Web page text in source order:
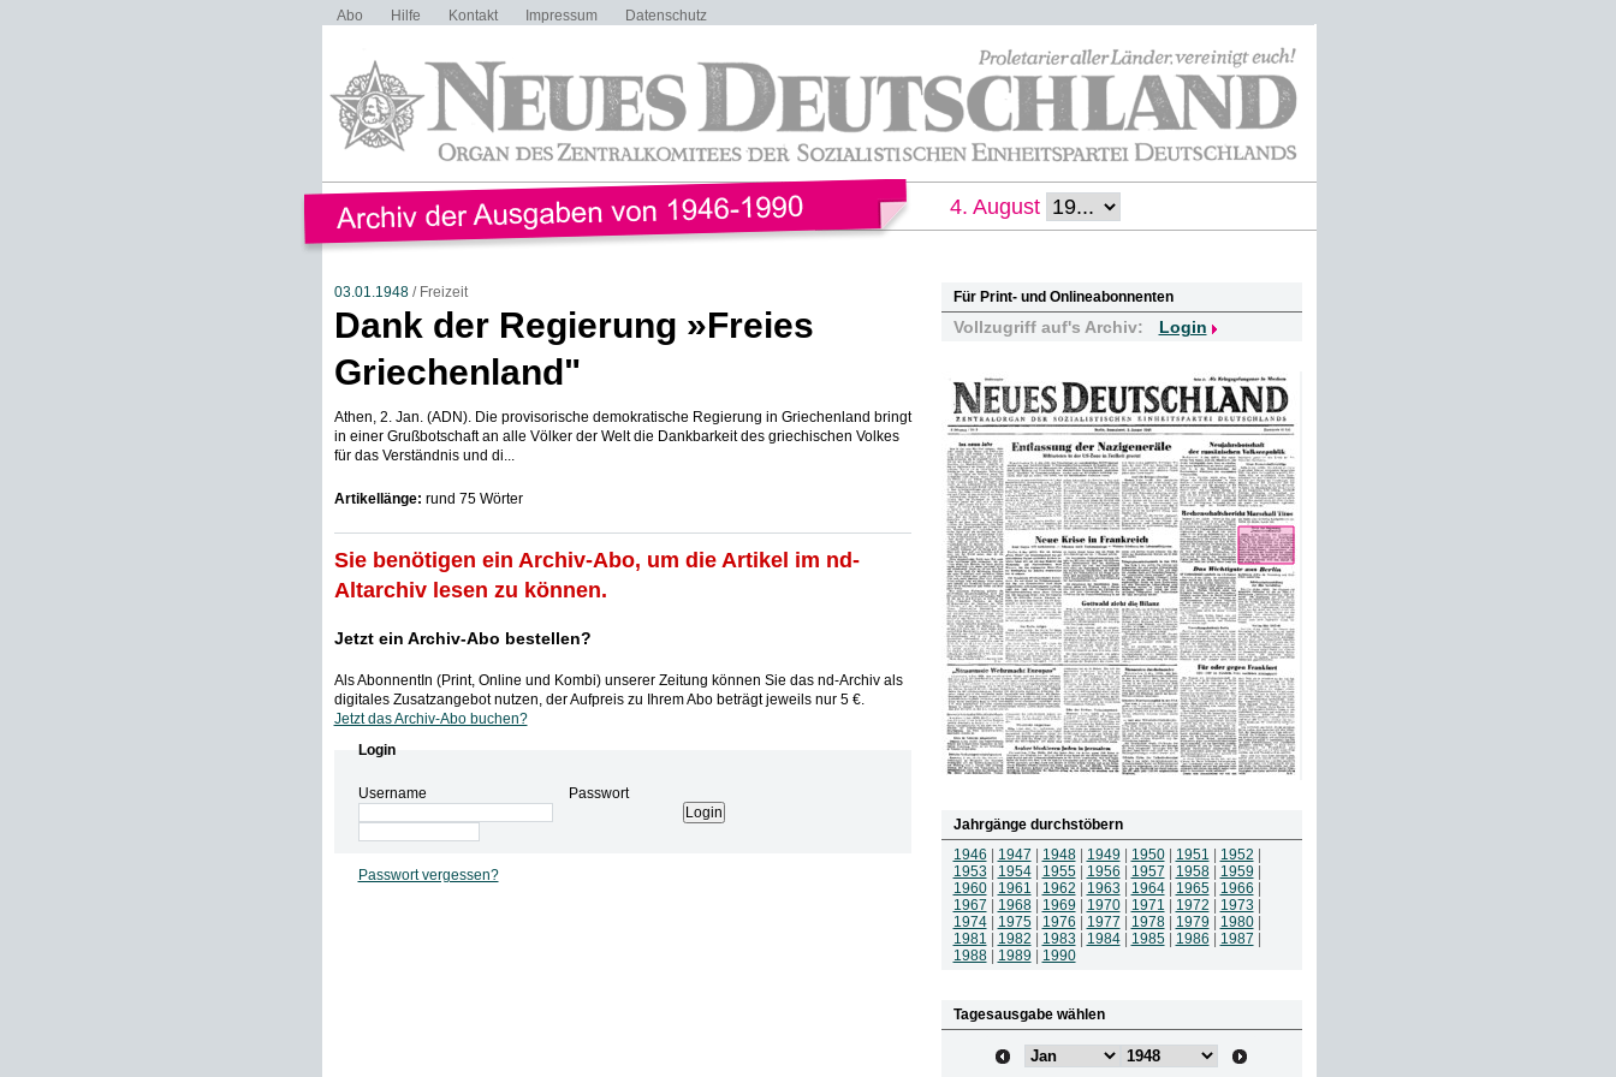
Abo Hilfe Kontakt Impressum Datenschutz
4. August
03.01.1948/ Freizeit
Dank der Regierung »Freies
Griechenland"
Athen, 2. Jan. (ADN). Die provisorische demokratische Regierung in Griechenland bringt
in einer Grußbotschaft an alle Völker der Welt die Dankbarkeit des griechischen Volkes
für das Verständnis und di...
Artikellänge: rund 75 Wörter
Sie benötigen ein Archiv-Abo, um die Artikel im nd-
Altarchiv lesen zu können.
Jetzt ein Archiv-Abo bestellen?
Als AbonnentIn (Print, Online und Kombi) unserer Zeitung können Sie das nd-Archiv als
digitales Zusatzangebot nutzen, der Aufpreis zu Ihrem Abo beträgt jeweils nur 5 €.
Jetzt das Archiv-Abo buchen?
Login
Username Passwort
Passwort vergessen?
Für Print- und Onlineabonnenten
Vollzugriff auf's Archiv: Login
Jahrgänge durchstöbern
1946
1947 1948| 1949 1950| 1951 1952
1953
1954| 1955| 1956 1957 1958| 1959
1960| 1961 1962 1963 1964| 1965| 1966
1967
1968| 1969 1970| 1971 1972 1973
1974| 1975| 1976 1977 1978| 1979 1980|
1981
1982 1983 1984| 1985| 1986 1987
1988| 1989 1990
Tagesausgabe wählen